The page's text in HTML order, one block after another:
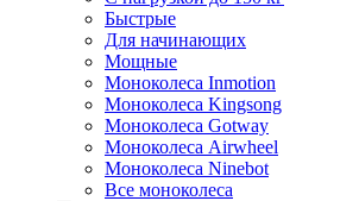
Быстрые
Для начинающих
Мощные
Моноколеса Inmotion
Моноколеса Kingsong
Моноколеса Gotway
Моноколеса Airwheel
Моноколеса Ninebot
Все моноколеса